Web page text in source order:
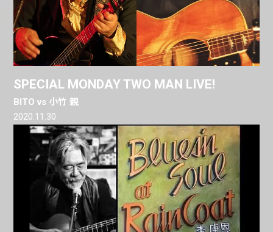
SPECIAL MONDAY TWO MAN LIVE!
BITO vs 小竹 親
2020.11.30